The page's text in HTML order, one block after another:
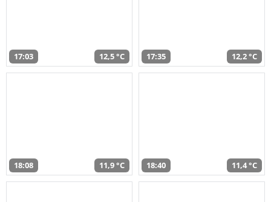
17:03 12,5 °C 17:35 12,2 °C
18:08 11,9 °C 18:40 11,4 °C